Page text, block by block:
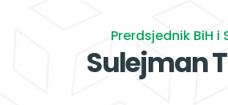
Prerdsjednik BiH i
Sulejman